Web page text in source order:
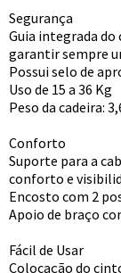
Segurança
Guia integrada do
garantir sempre
Possui selo de
Uso de 15 a 36 Kg
Peso da cadeira:
Conforto
Suporte para a
conforto e
Encosto com 2
Apoio de braço
Fácil de Usar
Colocação do